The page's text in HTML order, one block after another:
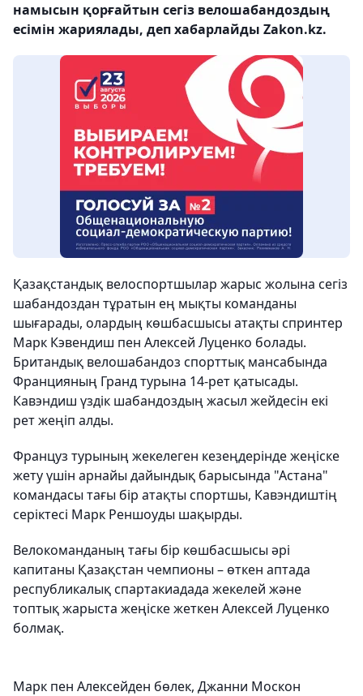
намысын қорғайтын сегіз велошабандоздың
есімін жариялады, деп хабарлайды Zakon.kz.
Қазақстандық велоспортшылар жарыс жолына сегіз
шабандоздан тұратын ең мықты команданы
шығарады, олардың көшбасшысы атақты спринтер
Марк Кэвендиш пен Алексей Луценко болады.
Британдық велошабандоз спорттық мансабында
Францияның Гранд турына 14-рет қатысады.
Кавэндиш үздік шабандоздың жасыл жейдесін екі
рет жеңіп алды.
Француз турының жекелеген кезеңдерінде жеңіске
жету үшін арнайы дайындық барысында "Астана"
командасы тағы бір атақты спортшы, Кавэндиштің
серіктесі Марк Реншоуды шақырды.
Велокоманданың тағы бір көшбасшысы әрі
капитаны Қазақстан чемпионы – өткен аптада
республикалық спартакиадада жекелей және
топтық жарыста жеңіске жеткен Алексей Луценко
болмақ.
Марк пен Алексейден бөлек, Джанни Москон